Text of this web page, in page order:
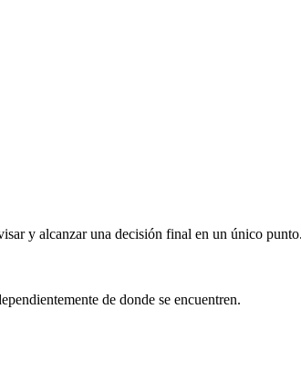
y alcanzar una decisión final en un único punto.
de donde se encuentren.